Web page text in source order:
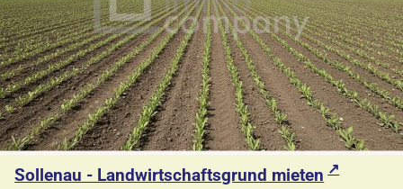
Sollenau - Landwirtschaftsgrund mieten